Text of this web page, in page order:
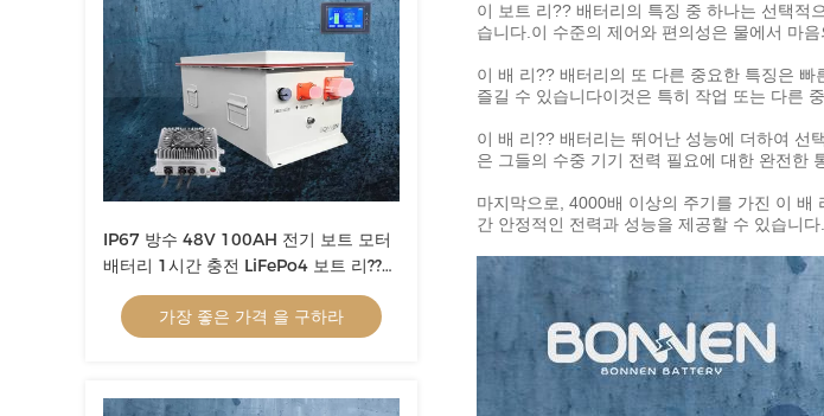
IP67 방수 48V 100AH 전기 보트 모터
배터리 1시간 충전 LiFePo4 보트 리??
배터리
가장 좋은 가격 을 구하라
이 보트 리?? 배터리의 특징 중 하나는 선택적
습니다.이 수준의 제어와 편의성은 물에서 마
이 배 리?? 배터리의 또 다른 중요한 특징은
즐길 수 있습니다이것은 특히 작업 또는 다른
이 배 리?? 배터리는 뛰어난 성능에 더하여 선
은 그들의 수중 기기 전력 필요에 대한 완전한
마지막으로, 4000배 이상의 주기를 가진 이 배
간 안정적인 전력과 성능을 제공할 수 있습니다..